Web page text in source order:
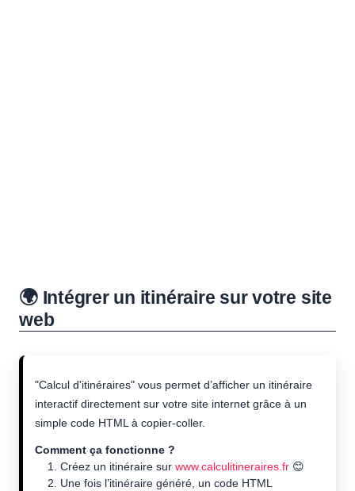
🌍 Intégrer un itinéraire sur votre site
web
"Calcul d'itinéraires" vous permet d’afficher un itinéraire
interactif directement sur votre site internet grâce à un
simple code HTML à copier-coller.
Comment ça fonctionne ?
Créez un itinéraire sur www.calculitineraires.fr 😊
Une fois l’itinéraire généré, un code HTML